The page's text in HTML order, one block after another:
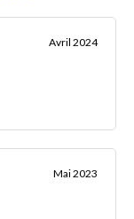
Avril 2024
Mai 2023